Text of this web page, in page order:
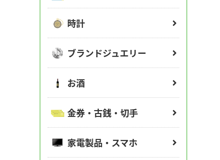
時計
ブランドジュエリー
お酒
金券・古銭・切手
家電製品・スマホ